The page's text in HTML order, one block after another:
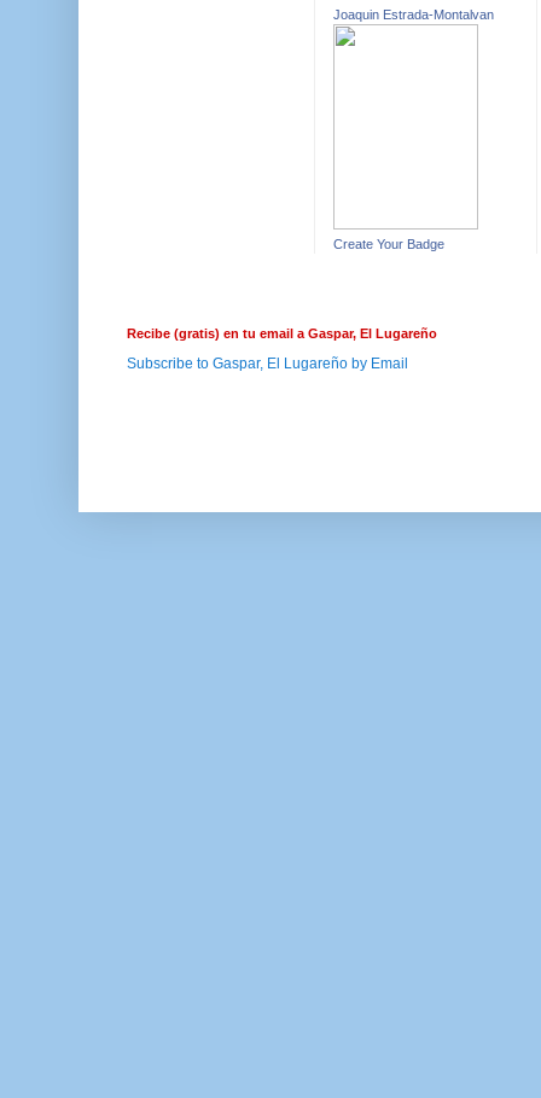
Joaquin Estrada-Montalvan
Create Your Badge
Recibe (gratis) en tu email a Gaspar, El Lugareño
Subscribe to Gaspar, El Lugareño by Email